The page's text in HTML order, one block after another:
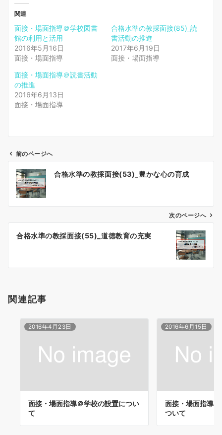
関連
面接・場面指導＠学校図書
館の利用と活用
2016年5月16日
面接・場面指導
合格水準の教採面接(85)_読
書活動の推進
2017年6月19日
面接・場面指導
面接・場面指導＠読書活動
の推進
2016年6月13日
面接・場面指導
ン
前のページへ
合格水準の教採面接(53)_豊かな心の育成
次のページへ
合格水準の教採面接(55)_道徳教育の充実
関連記事
2016年4月23日
面接・場面指導＠学校の設置につい
て
2016年6月15日
面接・場面指導
ついて